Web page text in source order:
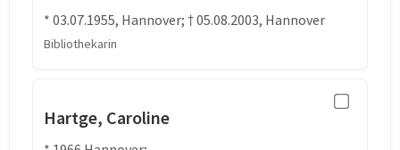
* 03.07.1955, Hannover; † 05.08.2003, Hannover
Bibliothekarin
Hartge, Caroline